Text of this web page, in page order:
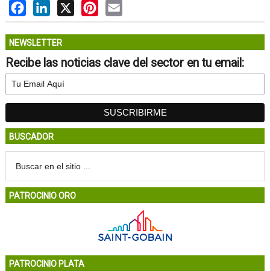
FacebookLinkedIn
X PinterestEmail
NEWSLETTER
Recibe las noticias clave del sector en tu email:
BUSCADOR
PATROCINIO ORO
PATROCINIO PLATA